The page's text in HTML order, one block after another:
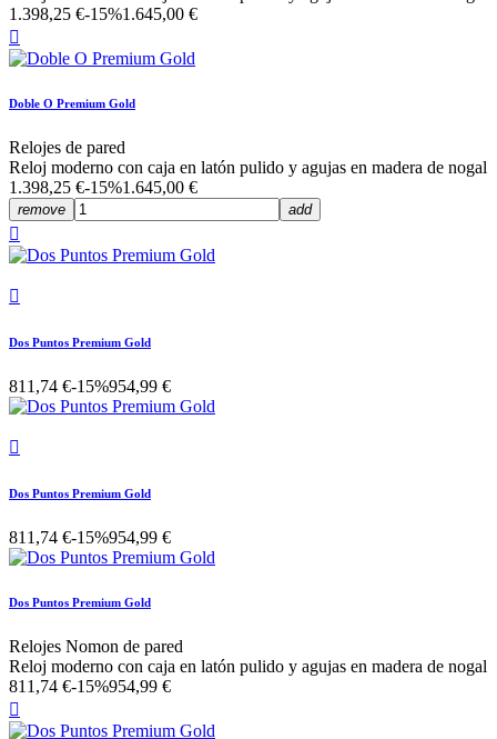
1.398,25 €-15%1.645,00 €

Doble O Premium Gold
Relojes de pared
Reloj moderno con caja en latón pulido y agujas en madera de nogal
1.398,25 €-15%1.645,00 €
remove add


Dos Puntos Premium Gold
811,74 €-15%954,99 €

Dos Puntos Premium Gold
811,74 €-15%954,99 €
Dos Puntos Premium Gold
Relojes Nomon de pared
Reloj moderno con caja en latón pulido y agujas en madera de nogal
811,74 €-15%954,99 €
